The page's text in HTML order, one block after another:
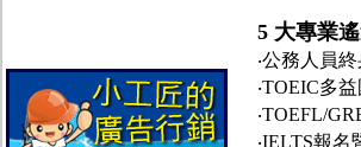
5 大專業
‧公務人員
‧TOEIC多
‧TOEFL/
‧IELTS報